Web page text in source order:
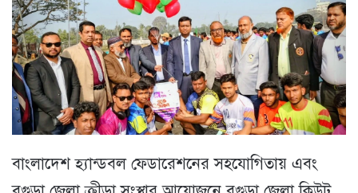
বাংলাদেশ হ্যান্ডবল ফেডারেশনের সহযোগিতায় এবং